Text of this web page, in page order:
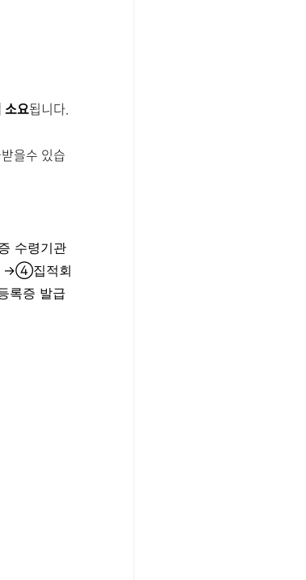
소요됩니다.
을수 있습
수령기관
→④집적회
록증 발급